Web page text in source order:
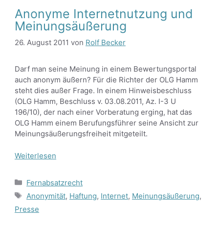
Anonyme Internetnutzung und
Meinungsäußerung
26. August 2011 von Rolf Becker
Darf man seine Meinung in einem Bewertungsportal
auch anonym äußern? Für die Richter der OLG Hamm
steht dies außer Frage. In einem Hinweisbeschluss
(OLG Hamm, Beschluss v. 03.08.2011, Az. I-3 U
196/10), der nach einer Vorberatung erging, hat das
OLG Hamm einem Berufungsführer seine Ansicht zur
Meinungsäußerungsfreiheit mitgeteilt.
Weiterlesen
Kategorien
Fernabsatzrecht
Schlagwörter
Anonymität, Haftung, Internet, Meinungsäußerung,
Presse